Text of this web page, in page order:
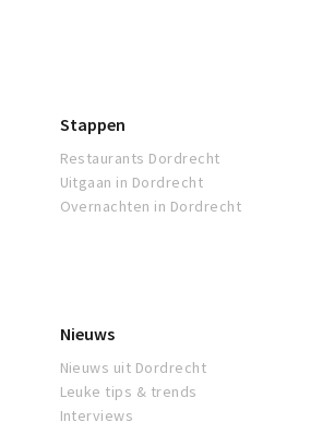
Stappen
Restaurants Dordrecht
Uitgaan in Dordrecht
Overnachten in Dordrecht
Nieuws
Nieuws uit Dordrecht
Leuke tips & trends
Interviews